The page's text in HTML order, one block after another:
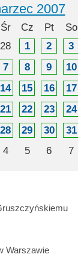
2007
Śr Cz Pt So
28 1 2 3
7 8 9 10
14 15 16 17
21 22 23 24
28 29 30 31
4 5 6 7
Warszawie